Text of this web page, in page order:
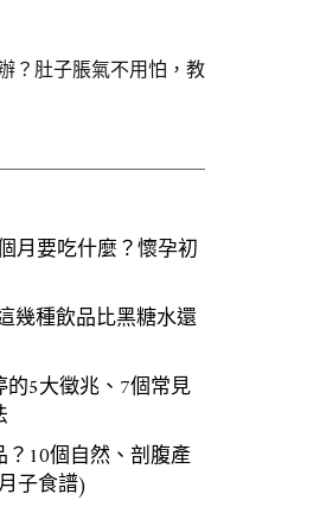
？肚子脹氣不用怕，教
月要吃什麼？懷孕初
幾種飲品比黑糖水還
5大徵兆、7個常見
10個自然、剖腹產
子食譜)